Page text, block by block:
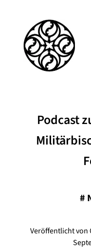
Podcast
#
Veröffentlicht von